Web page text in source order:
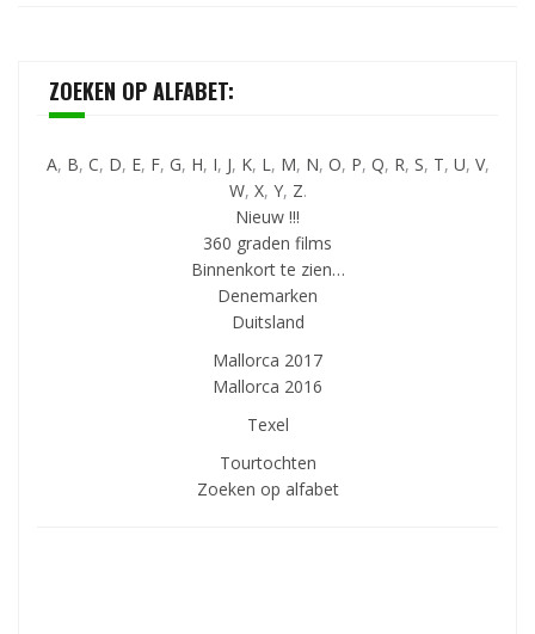
ZOEKEN OP ALFABET:
A, B, C, D, E, F, G, H, I, J, K, L, M, N, O, P, Q, R, S, T, U, V,
W, X, Y, Z.
Nieuw !!!
360 graden films
Binnenkort te zien…
Denemarken
Duitsland
Mallorca 2017
Mallorca 2016
Texel
Tourtochten
Zoeken op alfabet